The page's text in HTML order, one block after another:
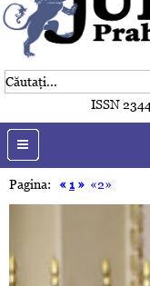
ISSN
Pagina: «1» «2»